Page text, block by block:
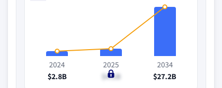
2024
$2.8B
2025
$4.1B
2034
$27.2B